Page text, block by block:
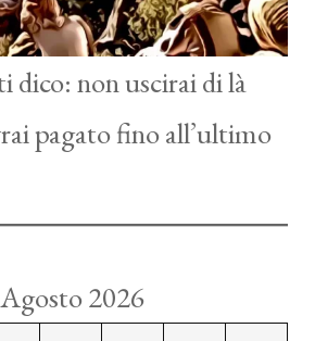
dico: non uscirai di là
pagato fino all’ultimo
Agosto 2026